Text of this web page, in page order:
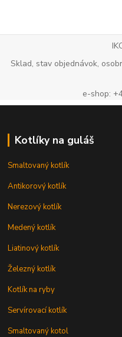
Sklad, stav objednávok,
e-shop:
Kotlíky na guláš
Smaltovaný kotlík
Antikorový kotlík
Nerezový kotlík
Medený kotlík
Liatinový kotlík
Železný kotlík
Kotlík na ryby
Servírovací kotlík
Smaltovaný kotol